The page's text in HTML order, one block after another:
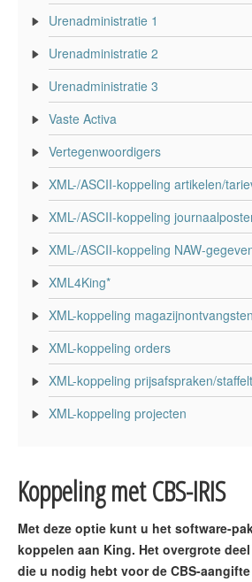
Urenadministratie 1
Urenadministratie 2
Urenadministratie 3
Vaste Activa
Vertegenwoordigers
XML-/ASCII-koppeling artikelen/
XML-/ASCII-koppeling
XML-/ASCII-koppeling NAW-
XML4King*
XML-koppeling magazijnontvangsten
XML-koppeling orders
XML-koppeling prijsafspraken/
XML-koppeling projecten
Koppeling met CBS-IRIS
Met deze optie kunt u het software-
koppelen aan King. Het overgrote
die u nodig hebt voor de CBS-